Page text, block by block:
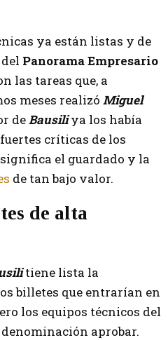
ya están listas y de
Panorama Empresario
las tareas que, a
meses realizó Miguel
deBausiliya los había
críticas de los
el guardado y la
de tan bajo valor.
de alta
tiene lista la
billetes que entrarían en
los equipos técnicos del
aprobar.